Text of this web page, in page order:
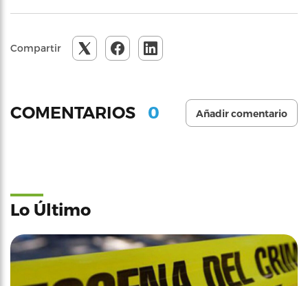
Compartir
COMENTARIOS 0 Añadir comentario
Lo Último